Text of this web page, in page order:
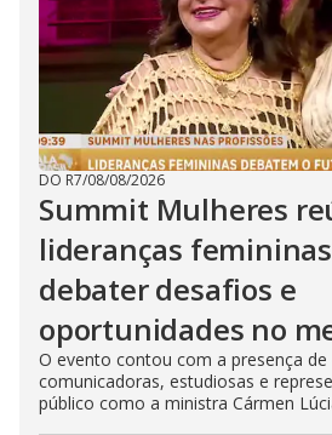
DO R7/08/08/2026
Summit Mulheres
lideranças
debater desafios e
oportunidades no
O evento contou com a presença de
comunicadoras, estudiosas e
público como a ministra Cármen